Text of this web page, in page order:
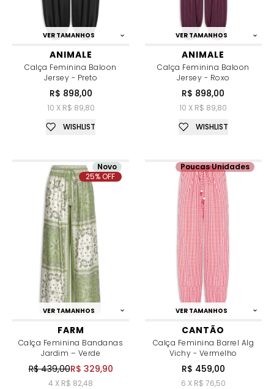
VER TAMANHOS
ANIMALE
Calça Feminina Baloon
Jersey - Preto
R$ 898,00
10 X R$ 89,80
WISHLIST
VER TAMANHOS
ANIMALE
Calça Feminina Baloon
Jersey - Roxo
R$ 898,00
10 X R$ 89,80
WISHLIST
VER TAMANHOS
FARM
Calça Feminina Bandanas
Jardim – Verde
R$ 439,00R$ 329,90
4 X R$ 82,48
Novo
25% OFF
VER TAMANHOS
CANTÃO
Calça Feminina Barrel Alg
Vichy - Vermelho
R$ 459,00
6 X R$ 76,50
Poucas Unidades